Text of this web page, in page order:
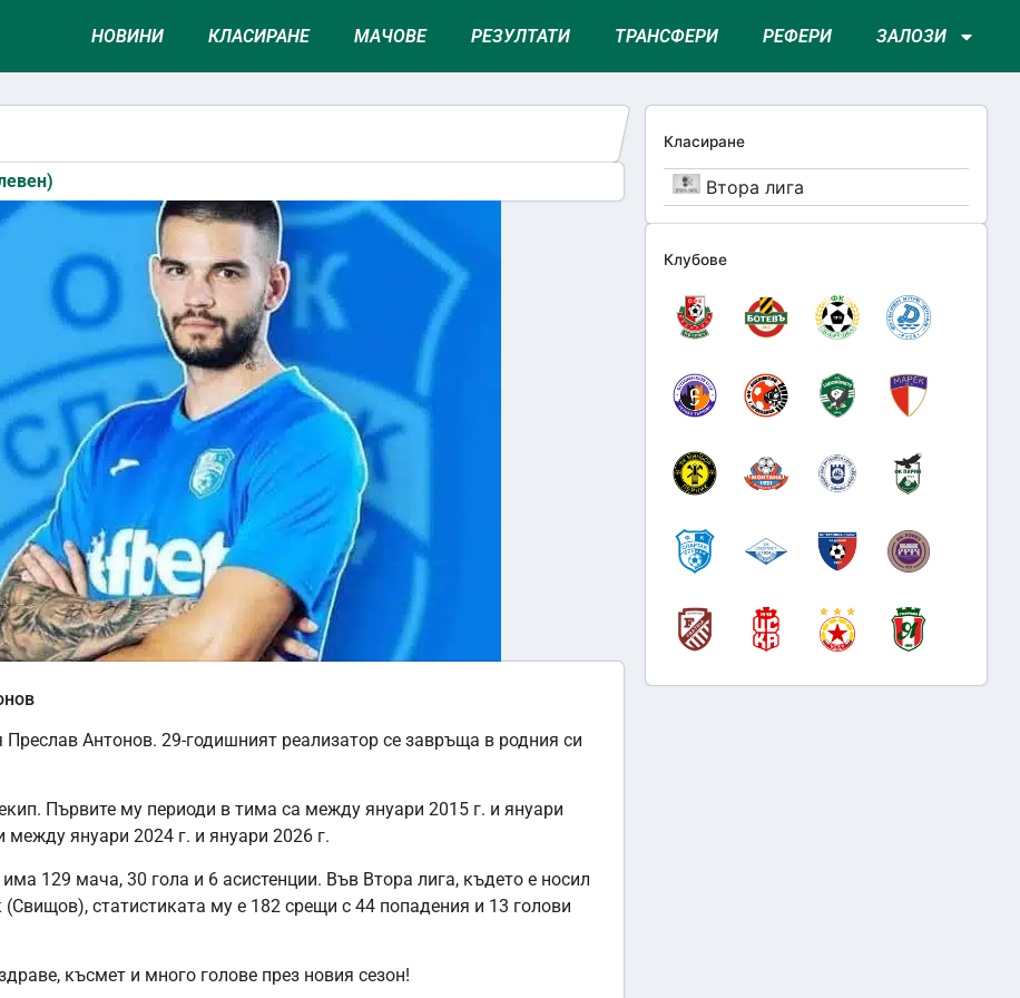
НОВИНИ КЛАСИРАНЕ МАЧОВЕ РЕЗУЛТАТИ ТРАНСФЕРИ РЕФЕРИ ЗАЛОЗИ
Класиране
Втора лига
Клубове
Антонов. 29-годишният реализатор се завръща в родния си
Първите му периоди в тима са между януари 2015 г. и януари
януари 2024 г. и януари 2026 г.
129 мача, 30 гола и 6 асистенции. Във Втора лига, където е носил
статистиката му е 182 срещи с 44 попадения и 13 голови
късмет и много голове през новия сезон!